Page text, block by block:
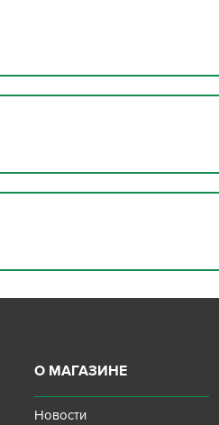
О МАГАЗИНЕ
Новости